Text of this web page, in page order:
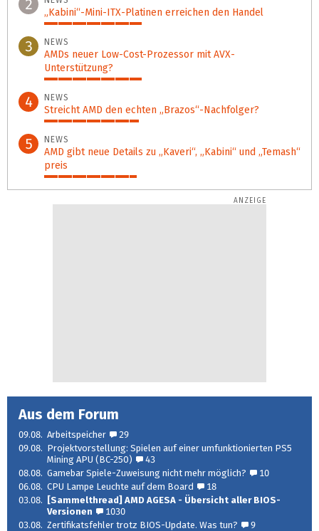
2 „Kabini“-Mini-ITX-Platinen erreichen den Handel
38%
3 NEWS
AMDs neuer Low-Cost-Prozessor mit AVX-
Unterstützung?
38%
4 NEWS
Streicht AMD den echten „Brazos“-Nachfolger?
37%
5 NEWS
AMD gibt neue Details zu „Kaveri“, „Kabini“ und „Temash“
preis
36%
Aus dem Forum
09.08. Arbeitspeicher
29
09.08. Projektvorstellung: Spielen auf einer umfunktionierten PS5
Mining APU (BC-250)
43
08.08. Gamebar Spiele-Zuweisung nicht mehr möglich?
10
06.08. CPU Lampe Leuchte auf dem Board
18
03.08.
[Sammelthread] AMD AGESA - Übersicht aller BIOS-
Versionen
1030
03.08. Zertifikatsfehler trotz BIOS-Update. Was tun?
9